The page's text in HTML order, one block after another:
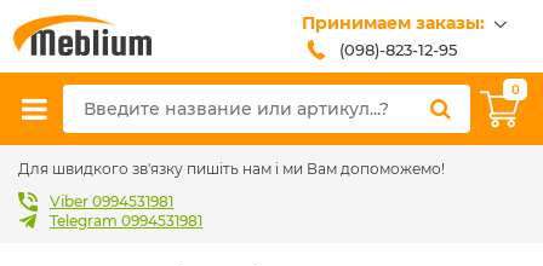
Принимаем заказы:
(098)-823-12-95
(099)-608-42-32
(093)-618-62-02
sales@meblium.com.ua
0
Для швидкого зв'язку пишіть нам і ми Вам допоможемо!
Viber 0994531981
Telegram 0994531981